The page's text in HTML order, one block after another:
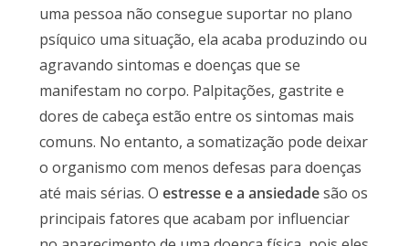
uma pessoa não consegue suportar no plano
psíquico uma situação, ela acaba produzindo ou
agravando sintomas e doenças que se
manifestam no corpo. Palpitações, gastrite e
dores de cabeça estão entre os sintomas mais
comuns. No entanto, a somatização pode deixar
o organismo com menos defesas para doenças
até mais sérias. O estresse e a ansiedadesão os
principais fatores que acabam por influenciar